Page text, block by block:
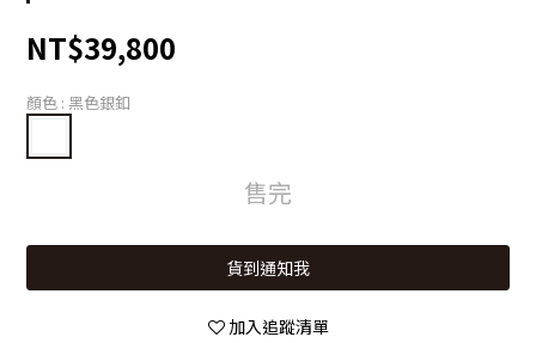
NT$39,800
顏色 : 黑色銀釦
售完
貨到通知我
加入追蹤清單